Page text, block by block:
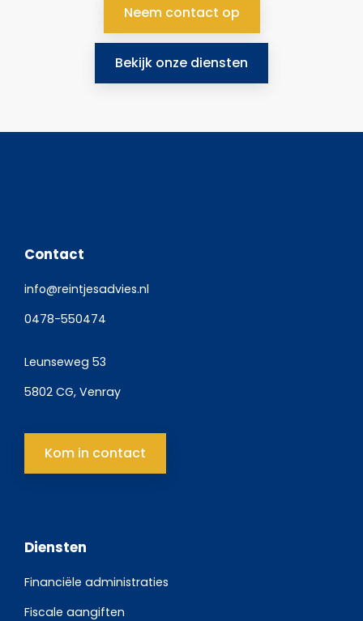
Neem contact op
Bekijk onze diensten
Contact
info@reintjesadvies.nl
0478-550474
Leunseweg 53
5802 CG, Venray
Kom in contact
Diensten
Financiële administraties
Fiscale aangiften